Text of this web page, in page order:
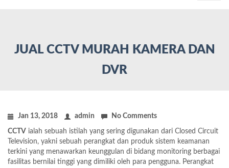
JUAL CCTV MURAH KAMERA DAN
DVR
Jan 13, 2018 admin No Comments
CCTV ialah sebuah istilah yang sering digunakan dari Closed Circuit
Television, yakni sebuah perangkat dan produk sistem keamanan
terkini yang menawarkan keunggulan di bidang monitoring berbagai
fasilitas bernilai tinggi yang dimiliki oleh para pengguna. Perangkat